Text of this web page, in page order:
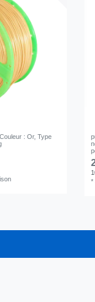
, Couleur : Or, Type
*